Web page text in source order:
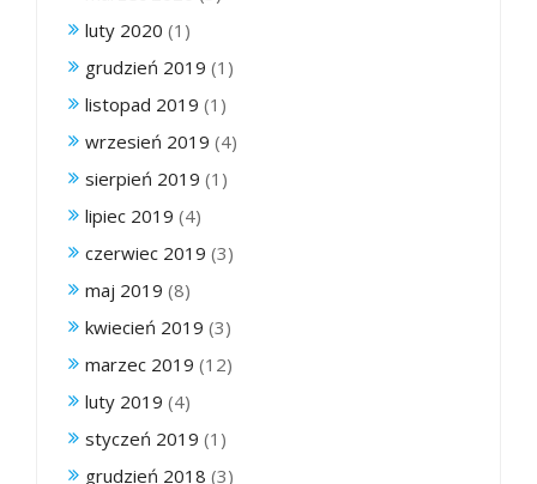
luty 2020 (1)
grudzień 2019 (1)
listopad 2019 (1)
wrzesień 2019 (4)
sierpień 2019 (1)
lipiec 2019 (4)
czerwiec 2019 (3)
maj 2019 (8)
kwiecień 2019 (3)
marzec 2019 (12)
luty 2019 (4)
styczeń 2019 (1)
grudzień 2018 (3)